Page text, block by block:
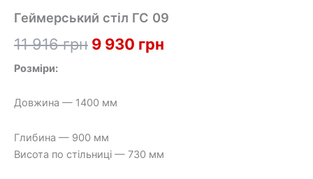
Геймерський стіл ГС 09
11 916грн Оригінальна
11
9 930 грн
Розміри:
Довжина — 1400 мм
Глибина — 900 мм
Висота по стільниці — 730 мм